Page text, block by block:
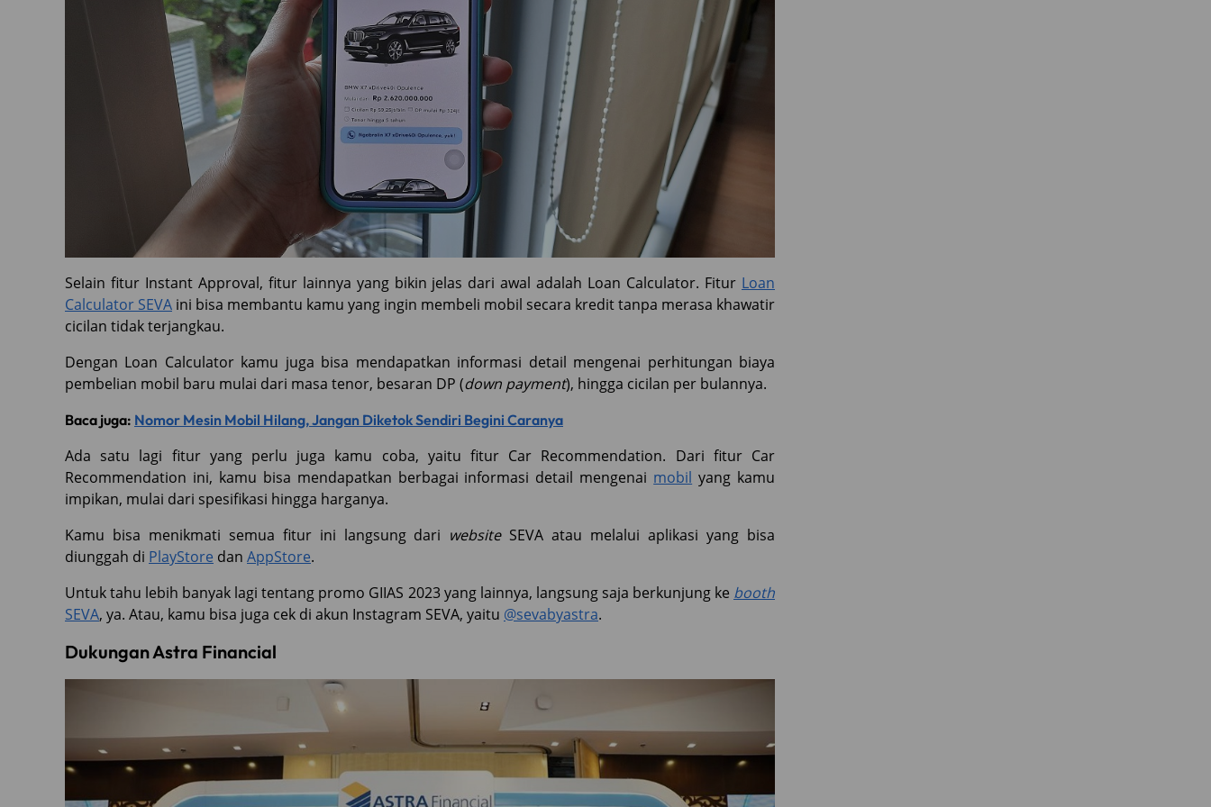
Selain fitur Instant Approval, fitur lainnya yang bikin jelas dari awal adalah Loan Calculator. Fitur Loan
Calculator SEVA ini bisa membantu kamu yang ingin membeli mobil secara kredit tanpa merasa khawatir
cicilan tidak terjangkau.
Dengan Loan Calculator kamu juga bisa mendapatkan informasi detail mengenai perhitungan biaya
pembelian mobil baru mulai dari masa tenor, besaran DP (down payment), hingga cicilan per bulannya.
Baca juga: Nomor Mesin Mobil Hilang, Jangan Diketok Sendiri Begini Caranya
Ada satu lagi fitur yang perlu juga kamu coba, yaitu fitur Car Recommendation. Dari fitur Car
Recommendation ini, kamu bisa mendapatkan berbagai informasi detail mengenai mobil yang kamu
impikan, mulai dari spesifikasi hingga harganya.
Kamu bisa menikmati semua fitur ini langsung dari website SEVA atau melalui aplikasi yang bisa
diunggah di PlayStore dan AppStore.
Untuk tahu lebih banyak lagi tentang promo GIIAS 2023 yang lainnya, langsung saja berkunjung ke booth
SEVA, ya. Atau, kamu bisa juga cek di akun Instagram SEVA, yaitu @sevabyastra.
Dukungan Astra Financial